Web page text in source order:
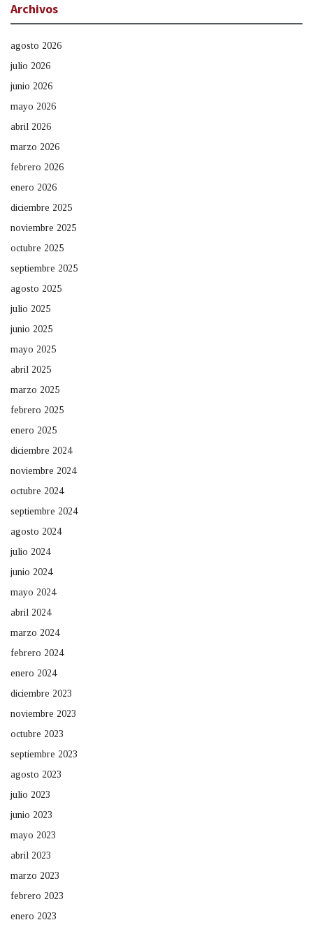
Archivos
agosto 2026
julio 2026
junio 2026
mayo 2026
abril 2026
marzo 2026
febrero 2026
enero 2026
diciembre 2025
noviembre 2025
octubre 2025
septiembre 2025
agosto 2025
julio 2025
junio 2025
mayo 2025
abril 2025
marzo 2025
febrero 2025
enero 2025
diciembre 2024
noviembre 2024
octubre 2024
septiembre 2024
agosto 2024
julio 2024
junio 2024
mayo 2024
abril 2024
marzo 2024
febrero 2024
enero 2024
diciembre 2023
noviembre 2023
octubre 2023
septiembre 2023
agosto 2023
julio 2023
junio 2023
mayo 2023
abril 2023
marzo 2023
febrero 2023
enero 2023